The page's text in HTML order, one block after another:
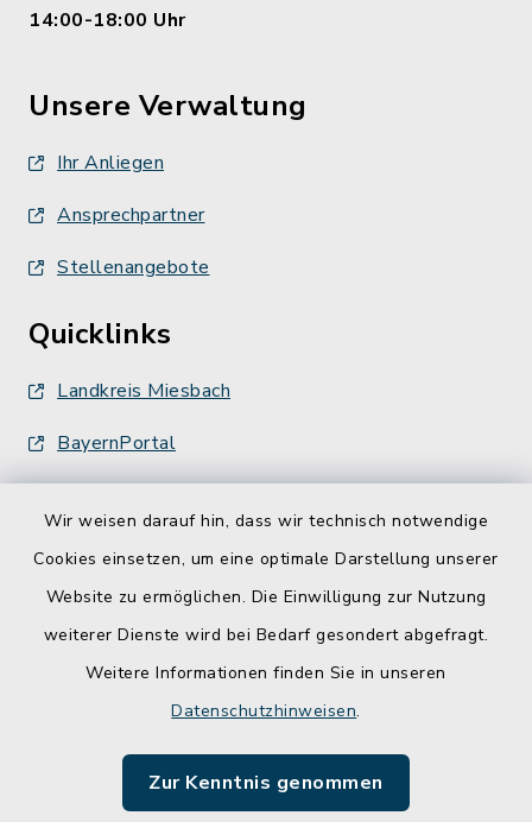
Wir weisen darauf hin, dass wir technisch notwendige
Cookies einsetzen, um eine optimale Darstellung unserer
Website zu ermöglichen. Die Einwilligung zur Nutzung
weiterer Dienste wird bei Bedarf gesondert abgefragt.
Weitere Informationen finden Sie in unseren
Datenschutzhinweisen.
Zur Kenntnis genommen
14:00-18:00 Uhr
Unsere Verwaltung
Ihr Anliegen
Ansprechpartner
Stellenangebote
Quicklinks
Landkreis Miesbach
BayernPortal
Barrierefreiheit
Impressum